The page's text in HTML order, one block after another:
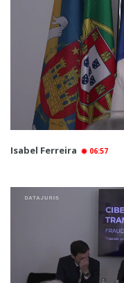
Isabel Ferreira 06:57